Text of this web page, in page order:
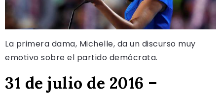
La primera dama, Michelle, da un discurso muy
emotivo sobre el partido demócrata.
31 de julio de 2016 –